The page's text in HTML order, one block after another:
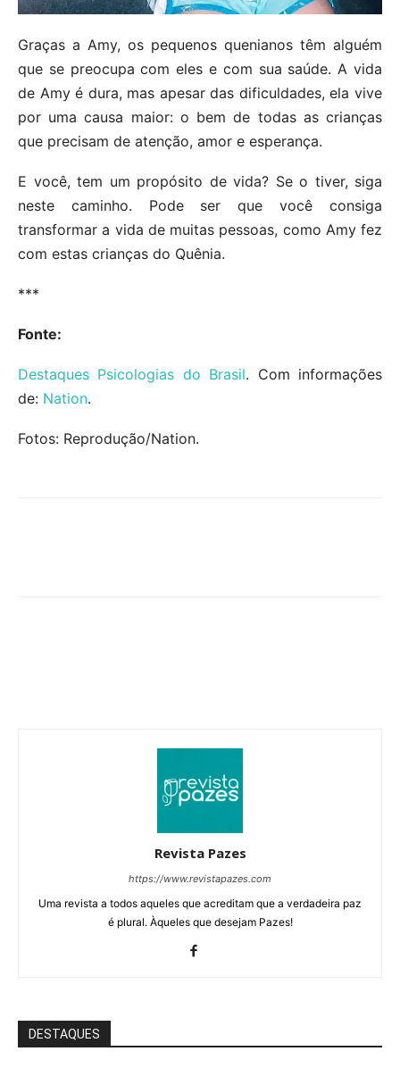
Graças a Amy, os pequenos quenianos têm alguém
que se preocupa com eles e com sua saúde. A vida
de Amy é dura, mas apesar das dificuldades, ela vive
por uma causa maior: o bem de todas as crianças
que precisam de atenção, amor e esperança.
E você, tem um propósito de vida? Se o tiver, siga
neste caminho. Pode ser que você consiga
transformar a vida de muitas pessoas, como Amy fez
com estas crianças do Quênia.
***
Fonte:
Destaques Psicologias do Brasil. Com informações
de: Nation.
Fotos: Reprodução/Nation.
Revista Pazes
https://www.revistapazes.com
Uma revista a todos aqueles que acreditam que a verdadeira paz
é plural. Àqueles que desejam Pazes!
DESTAQUES